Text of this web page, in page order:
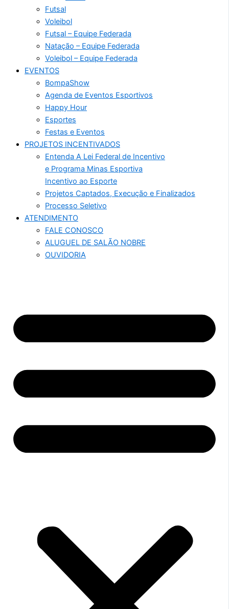
Futsal
Voleibol
Futsal – Equipe Federada
Natação – Equipe Federada
Voleibol – Equipe Federada
EVENTOS
BompaShow
Agenda de Eventos Esportivos
Happy Hour
Esportes
Festas e Eventos
PROJETOS INCENTIVADOS
Entenda A Lei Federal de Incentivo
e Programa Minas Esportiva
Incentivo ao Esporte
Projetos Captados, Execução e Finalizados
Processo Seletivo
ATENDIMENTO
FALE CONOSCO
ALUGUEL DE SALÃO NOBRE
OUVIDORIA